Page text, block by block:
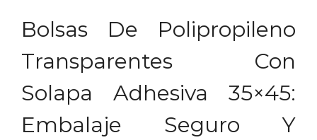
Bolsas De Polipropileno
Transparentes Con
Solapa Adhesiva 35×45:
Embalaje Seguro Y